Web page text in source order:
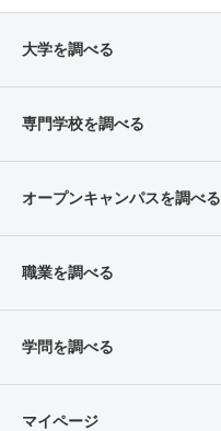
大学を調べる
専門学校を調べる
オープンキャンパスを調べる
職業を調べる
学問を調べる
マイページ